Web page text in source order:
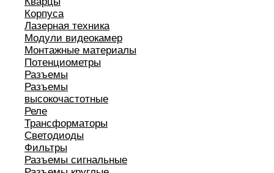
Корпуса
Лазерная техника
Модули видеокамер
Монтажные материалы
Потенциометры
Разъемы
Разъемы
высокочастотные
Реле
Трансформаторы
Светодиоды
Фильтры
Разъемы сигнальные